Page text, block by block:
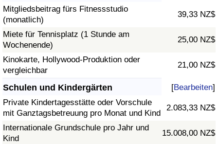
Mitgliedsbeitrag fürs Fitnessstudio
(monatlich)
39,33 NZ$
Miete für Tennisplatz (1 Stunde am
Wochenende)
25,00 NZ$
Kinokarte, Hollywood-Produktion oder
vergleichbar
21,00 NZ$
Schulen und Kindergärten [Bearbeiten]
Private Kindertagesstätte oder Vorschule
mit Ganztagsbetreuung pro Monat und Kind
2.083,33 NZ$
Internationale Grundschule pro Jahr und
Kind
15.008,00 NZ$